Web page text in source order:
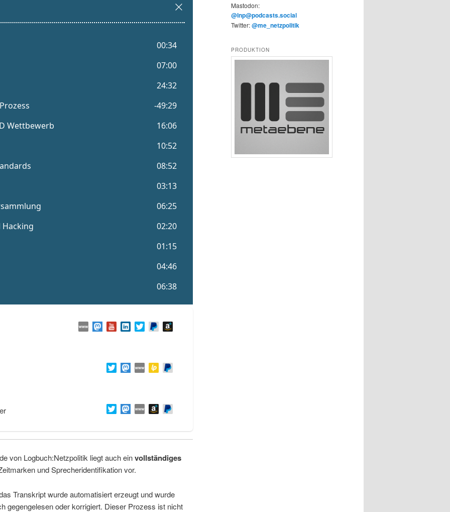
von Logbuch:Netzpolitik liegt auch einvollständiges
und Sprecheridentifikation vor.
Transkript wurde automatisiert erzeugt und wurde
gegengelesen oder korrigiert. Dieser Prozess ist nicht
Mastodon:
@lnp@podcasts.social
Twitter:@me_netzpolitik
PRODUKTION